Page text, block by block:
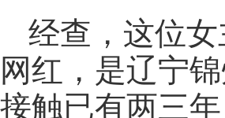
经查，这位
网红，是辽宁
接触已有两三